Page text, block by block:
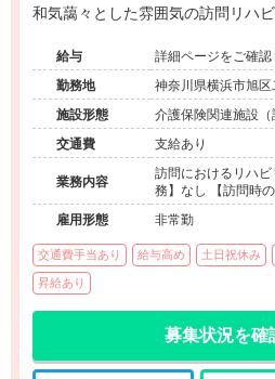
和気藹々とした雰囲気の訪問リハ
給与
詳細ページをご確認
勤務地
神奈川県横浜市旭
403
施設形態
介護保険関連施設（
交通費
支給あり
業務内容
訪問におけるリハ
務】なし 【訪問時
雇用形態
非常勤
交通費手当あり 給与高め 土日祝休み
昇給あり
募集状況を確